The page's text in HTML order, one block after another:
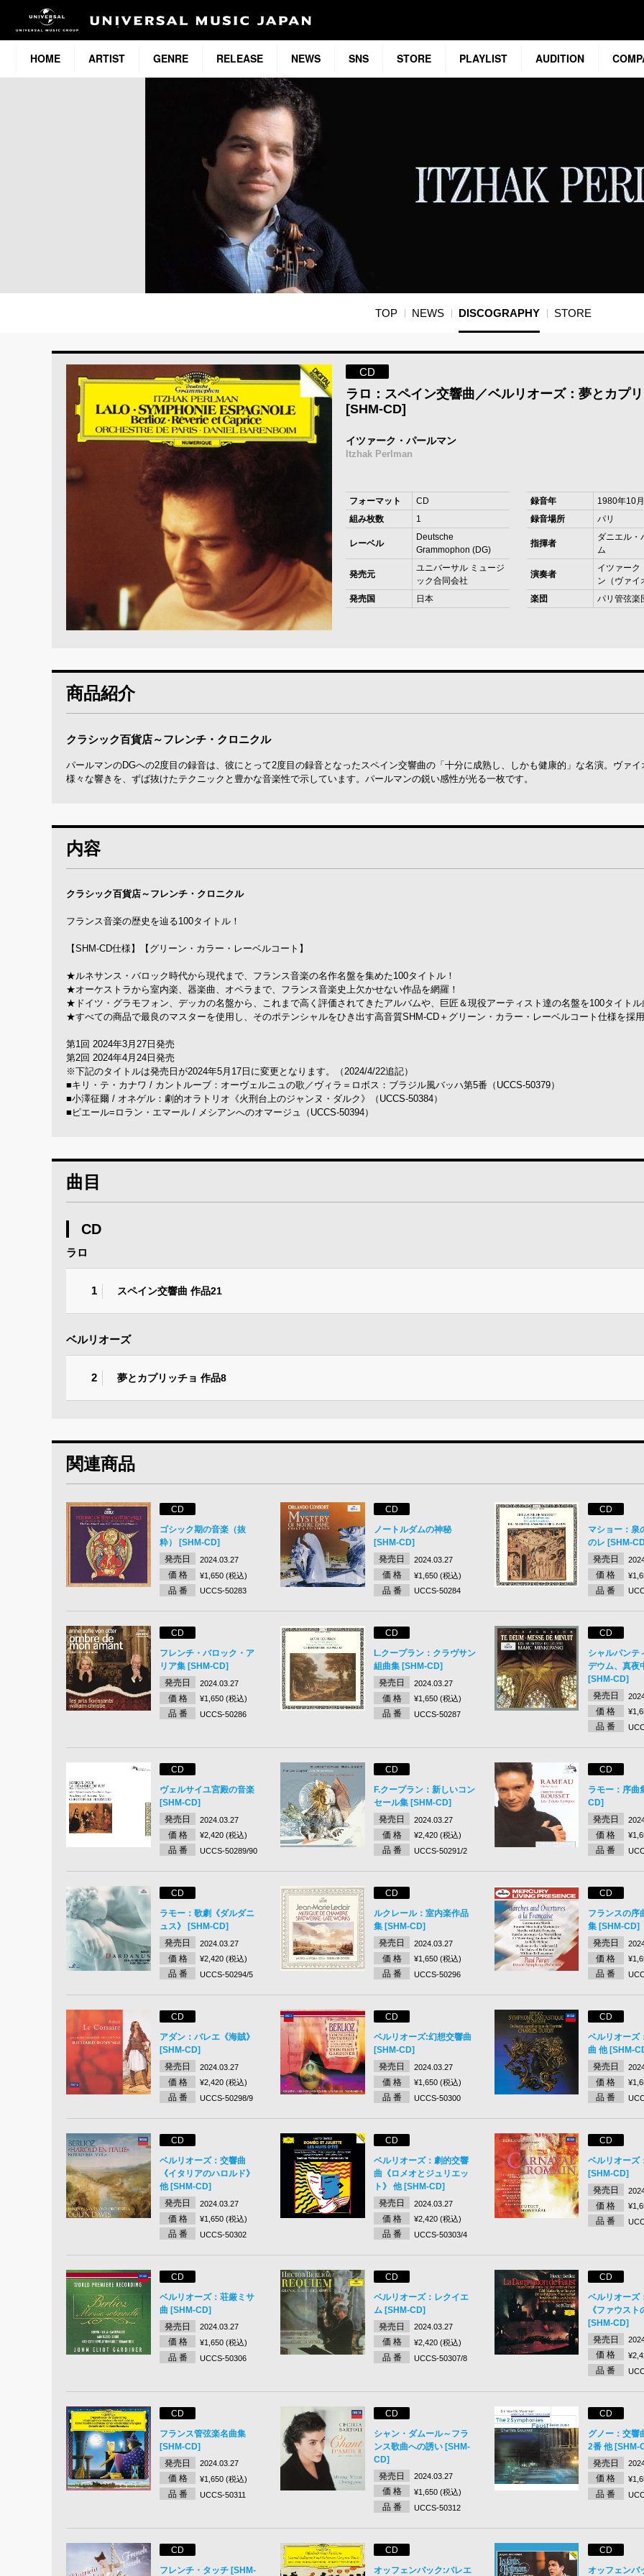
HOME ARTIST GENRE RELEASE NEWS SNS STORE PLAYLIST AUDITION
TOP NEWS DISCOGRAPHY STORE
CD
ラロ：スペイン交響曲／ベルリオーズ：夢とカプ
[SHM-CD]
イツァーク・パールマン
Itzhak Perlman
フォーマット
CD
組み枚数
1
レーベル
Deutsche
Grammophon (DG)
発売元
ユニバーサル ミュージ
ック合同会社
発売国
日本
録音年
1980年10
録音場所
パリ
指揮者
ダニエル・
ム
演奏者
イツァーク
ン（ヴァイ
楽団
パリ管弦楽
商品紹介
クラシック百貨店～フレンチ・クロニクル
パールマンのDGへの2度目の録音は、彼にとって2度目の録音となったスペイン交響曲の「十分に成熟し、しかも健康的」な名演。ヴァイ
様々な響きを、ずば抜けたテクニックと豊かな音楽性で示しています。パールマンの鋭い感性が光る一枚です。
内容
クラシック百貨店～フレンチ・クロニクル
フランス音楽の歴史を辿る100タイトル！
【SHM-CD仕様】【グリーン・カラー・レーベルコート】
★ルネサンス・バロック時代から現代まで、フランス音楽の名作名盤を集めた100タイトル！
★オーケストラから室内楽、器楽曲、オペラまで、フランス音楽史上欠かせない作品を網羅！
★ドイツ・グラモフォン、デッカの名盤から、これまで高く評価されてきたアルバムや、巨匠＆現役アーティスト達の名盤を100タイトル
★すべての商品で最良のマスターを使用し、そのポテンシャルをひき出す高音質SHM-CD＋グリーン・カラー・レーベルコート仕様を採
第1回 2024年3月27日発売
第2回 2024年4月24日発売
※下記のタイトルは発売日が2024年5月17日に変更となります。（2024/4/22追記）
■キリ・テ・カナワ / カントルーブ：オーヴェルニュの歌／ヴィラ＝ロボス：ブラジル風バッハ第5番（UCCS-50379）
■小澤征爾 / オネゲル：劇的オラトリオ《火刑台上のジャンヌ・ダルク》（UCCS-50384）
■ピエール=ロラン・エマール / メシアンへのオマージュ（UCCS-50394）
曲目
CD
ラロ
1 スペイン交響曲 作品21
ベルリオーズ
2 夢とカプリッチョ 作品8
関連商品
CD
ゴシック期の音楽（抜
粋） [SHM-CD]
発売日
2024.03.27
価 格 ¥1,650 (税込)
品 番 UCCS-50283
CD
ノートルダムの神秘
[SHM-CD]
発売日
2024.03.27
価 格 ¥1,650 (税込)
品 番 UCCS-50284
CD
マショー：泉
のレ [SHM-
発売日
価 格
品 番
CD
フレンチ・バロック・ア
リア集 [SHM-CD]
発売日
2024.03.27
価 格 ¥1,650 (税込)
品 番 UCCS-50286
CD
L.クープラン：クラヴサン
組曲集 [SHM-CD]
発売日
2024.03.27
価 格 ¥1,650 (税込)
品 番 UCCS-50287
CD
シャルパンテ
デウム、真夜
[SHM-CD]
発売日
価 格
品 番
CD
ヴェルサイユ宮殿の音楽
[SHM-CD]
発売日
2024.03.27
価 格 ¥2,420 (税込)
品 番 UCCS-50289/90
CD
F.クープラン：新しいコン
セール集 [SHM-CD]
発売日
2024.03.27
価 格 ¥2,420 (税込)
品 番 UCCS-50291/2
CD
ラモー：序曲
CD]
発売日
価 格
品 番
CD
ラモー：歌劇《ダルダニ
ュス》 [SHM-CD]
発売日
2024.03.27
価 格 ¥2,420 (税込)
品 番 UCCS-50294/5
CD
ルクレール：室内楽作品
集 [SHM-CD]
発売日
2024.03.27
価 格 ¥1,650 (税込)
品 番 UCCS-50296
CD
フランスの序
集 [SHM-CD]
発売日
価 格
品 番
CD
アダン：バレエ《海賊》
[SHM-CD]
発売日
2024.03.27
価 格 ¥2,420 (税込)
品 番 UCCS-50298/9
CD
ベルリオーズ:幻想交響曲
[SHM-CD]
発売日
2024.03.27
価 格 ¥1,650 (税込)
品 番 UCCS-50300
CD
ベルリオーズ
曲 他 [SHM-
発売日
価 格
品 番
CD
ベルリオーズ：交響曲
《イタリアのハロルド》
他 [SHM-CD]
発売日
2024.03.27
価 格 ¥1,650 (税込)
品 番 UCCS-50302
CD
ベルリオーズ：劇的交響
曲《ロメオとジュリエッ
ト》 他 [SHM-CD]
発売日
2024.03.27
価 格 ¥2,420 (税込)
品 番 UCCS-50303/4
CD
ベルリオーズ
[SHM-CD]
発売日
価 格
品 番
CD
ベルリオーズ：荘厳ミサ
曲 [SHM-CD]
発売日
2024.03.27
価 格 ¥1,650 (税込)
品 番 UCCS-50306
CD
ベルリオーズ：レクイエ
ム [SHM-CD]
発売日
2024.03.27
価 格 ¥2,420 (税込)
品 番 UCCS-50307/8
CD
ベルリオーズ
《ファウスト
[SHM-CD]
発売日
価 格
品 番
CD
フランス管弦楽名曲集
[SHM-CD]
発売日
2024.03.27
価 格 ¥1,650 (税込)
品 番 UCCS-50311
CD
シャン・ダムール～フラ
ンス歌曲への誘い [SHM-
CD]
発売日
2024.03.27
価 格 ¥1,650 (税込)
品 番 UCCS-50312
CD
グノー：交響
2番 他 [SHM-
発売日
価 格
品 番
CD
フレンチ・タッチ [SHM-
CD
オッフェンバック:バレエ
CD
オッフェンバ